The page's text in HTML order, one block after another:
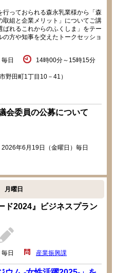
っておられる森永乳業様から「森
組と企業メリット」についてご講
れるこれからのふくしま」をテー
方や知事を交えたトークセッショ
日 14時00分～15時15分
田町1丁目10－41）
委員の公募について
年6月19日（金曜日）毎日
月曜日
ド2024』ビジネスプラン
日 産業振興課